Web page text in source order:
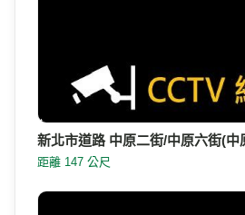
新北市道路 中原二街/中原六街(中
距離 147 公尺